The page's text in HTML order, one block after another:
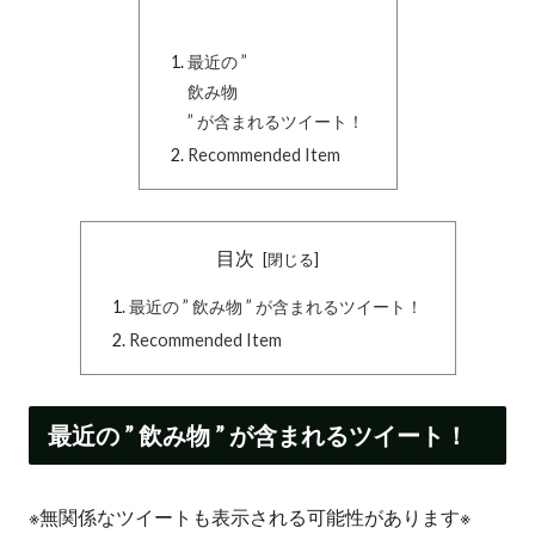
最近の ”
飲み物
” が含まれるツイート！
Recommended Item
目次
最近の ” 飲み物 ” が含まれるツイート！
Recommended Item
最近の ” 飲み物 ” が含まれるツイート！
※無関係なツイートも表示される可能性があります※